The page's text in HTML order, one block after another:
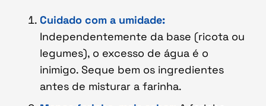
Cuidado com a umidade:
Independentemente da base (ricota ou
legumes), o excesso de água é o
inimigo. Seque bem os ingredientes
antes de misturar a farinha.